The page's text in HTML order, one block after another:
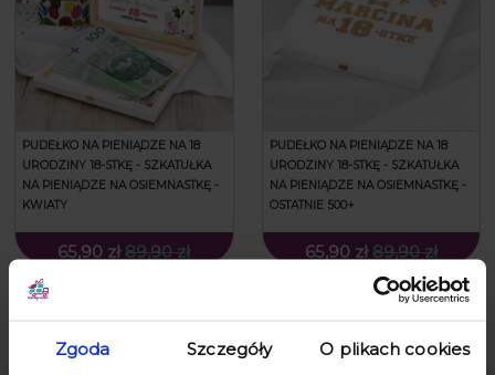
Zgoda Szczegóły O plikach cookies
PUDEŁKO NA PIENIĄDZE NA 18
URODZINY 18-STKĘ - SZKATUŁKA
NA PIENIĄDZE NA OSIEMNASTKĘ -
KWIATY
65,90 zł 89,90 zł
PUDEŁKO NA PIENIĄDZE NA 18
URODZINY 18-STKĘ - SZKATUŁKA
NA PIENIĄDZE NA OSIEMNASTKĘ -
OSTATNIE 500+
65,90 zł 89,90 zł